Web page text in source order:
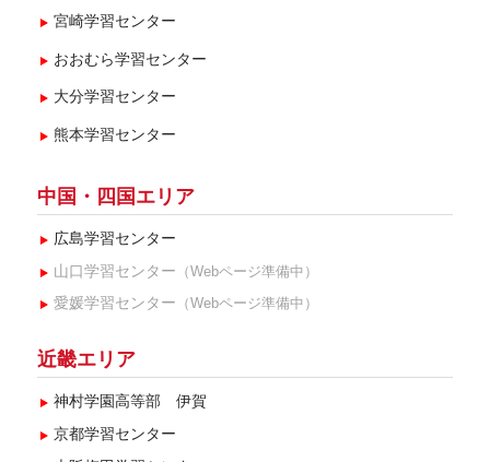
宮崎学習センター
おおむら学習センター
大分学習センター
熊本学習センター
中国・四国エリア
広島学習センター
山口学習センター （Webページ準備中）
愛媛学習センター （Webページ準備中）
近畿エリア
神村学園高等部 伊賀
京都学習センター